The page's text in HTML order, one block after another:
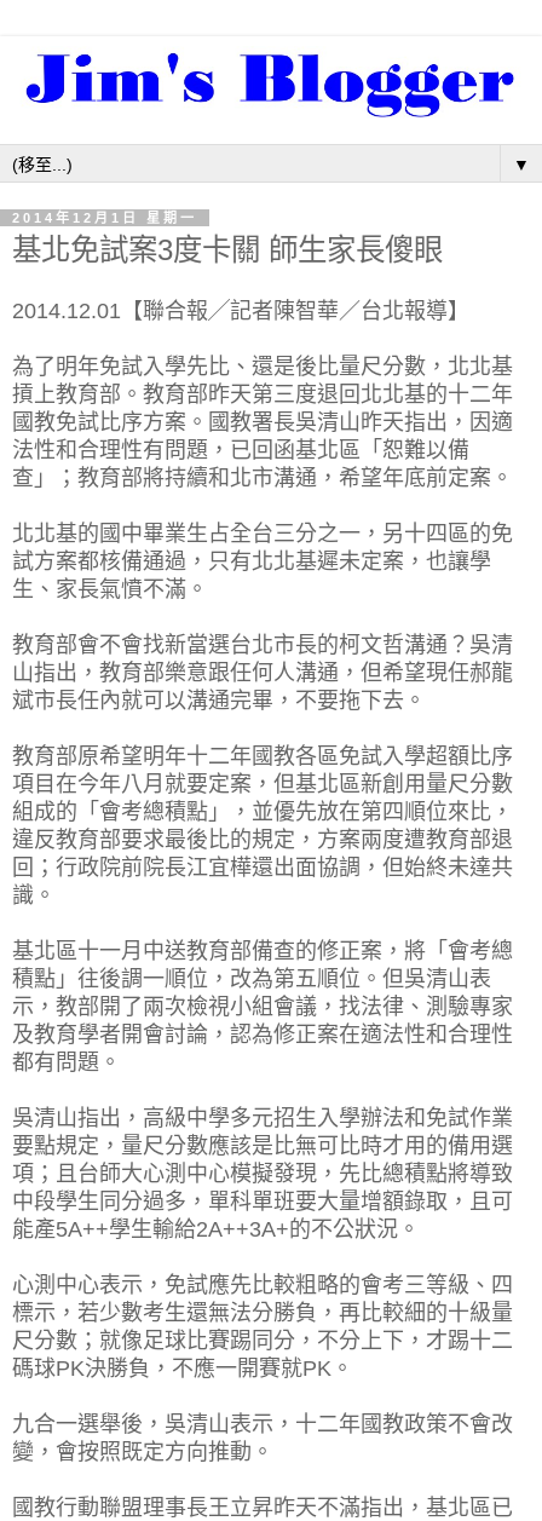
▼
2014年12月1日 星期一
基北免試案3度卡關 師生家長傻眼
2014.12.01【聯合報╱記者陳智華／台北報導】
為了明年免試入學先比、還是後比量尺分數，北北基
摃上教育部。教育部昨天第三度退回北北基的十二年
國教免試比序方案。國教署長吳清山昨天指出，因適
法性和合理性有問題，已回函基北區「恕難以備
查」；教育部將持續和北市溝通，希望年底前定案。
北北基的國中畢業生占全台三分之一，另十四區的免
試方案都核備通過，只有北北基遲未定案，也讓學
生、家長氣憤不滿。
教育部會不會找新當選台北市長的柯文哲溝通？吳清
山指出，教育部樂意跟任何人溝通，但希望現任郝龍
斌市長任內就可以溝通完畢，不要拖下去。
教育部原希望明年十二年國教各區免試入學超額比序
項目在今年八月就要定案，但基北區新創用量尺分數
組成的「會考總積點」，並優先放在第四順位來比，
違反教育部要求最後比的規定，方案兩度遭教育部退
回；行政院前院長江宜樺還出面協調，但始終未達共
識。
基北區十一月中送教育部備查的修正案，將「會考總
積點」往後調一順位，改為第五順位。但吳清山表
示，教部開了兩次檢視小組會議，找法律、測驗專家
及教育學者開會討論，認為修正案在適法性和合理性
都有問題。
吳清山指出，高級中學多元招生入學辦法和免試作業
要點規定，量尺分數應該是比無可比時才用的備用選
項；且台師大心測中心模擬發現，先比總積點將導致
中段學生同分過多，單科單班要大量增額錄取，且可
能產5A++學生輸給2A++3A+的不公狀況。
心測中心表示，免試應先比較粗略的會考三等級、四
標示，若少數考生還無法分勝負，再比較細的十級量
尺分數；就像足球比賽踢同分，不分上下，才踢十二
碼球PK決勝負，不應一開賽就PK。
九合一選舉後，吳清山表示，十二年國教政策不會改
變，會按照既定方向推動。
國教行動聯盟理事長王立昇昨天不滿指出，基北區已